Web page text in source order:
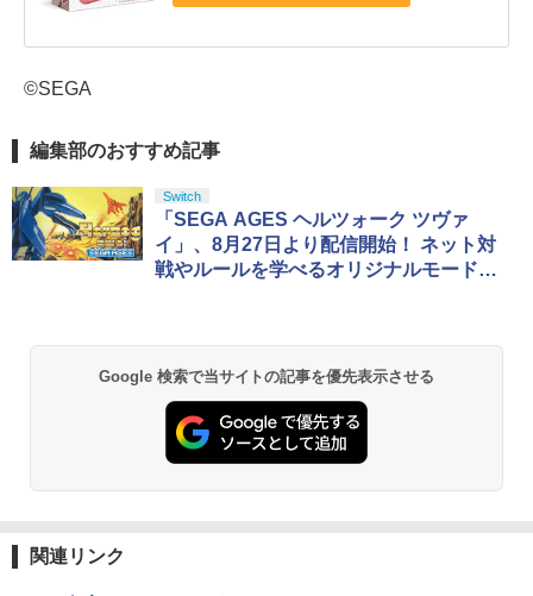
©SEGA
編集部のおすすめ記事
Switch
「SEGA AGES ヘルツォーク ツヴァ
イ」、8月27日より配信開始！ ネット対
戦やルールを学べるオリジナルモードを
Google 検索で当サイトの記事を優先表示させる
関連リンク